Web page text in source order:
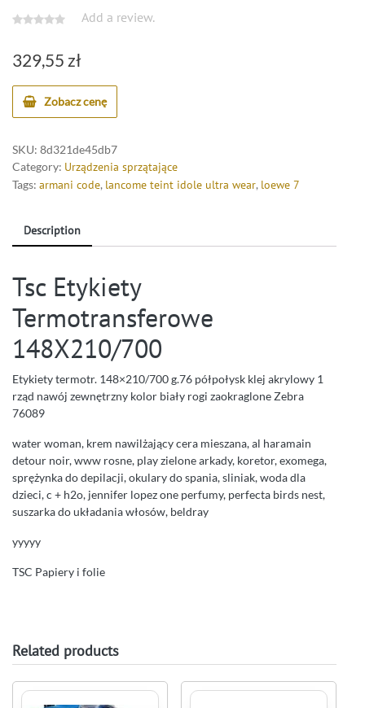
Add a review.
329,55 zł
Zobacz cenę
SKU: 8d321de45db7
Category: Urządzenia sprzątające
Tags: armani code, lancome teint idole ultra wear, loewe 7
Description
Tsc Etykiety
Termotransferowe
148X210/700
Etykiety termotr. 148×210/700 g.76 półpołysk klej akrylowy 1
rząd nawój zewnętrzny kolor biały rogi zaokraglone Zebra
76089
water woman, krem nawilżający cera mieszana, al haramain
detour noir, www rosne, play zielone arkady, koretor, exomega,
sprężynka do depilacji, okulary do spania, sliniak, woda dla
dzieci, c + h2o, jennifer lopez one perfumy, perfecta birds nest,
suszarka do układania włosów, beldray
yyyyy
TSC Papiery i folie
Related products